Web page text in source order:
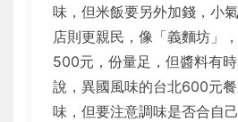
味，但米飯要另外加錢，小
店則更親民，像「義麵坊」
500元，份量足，但醬料有
說，異國風味的台北600元
味，但要注意調味是否合自己